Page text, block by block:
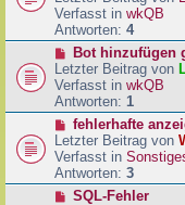
g
e
i
t
a
g
e
r
B
e
i
t
r
a
g
Verfasst in wkQB
Antworten: 4
N
e
u
e
r
B
e
i
t
Bot hinzufügen
Letzter Beitrag von
Verfasst in wkQB
Antworten: 1
N
e
u
e
r
fehlerhafte
Letzter Beitrag von
Verfasst in
Antworten: 3
NSQL-Fehler